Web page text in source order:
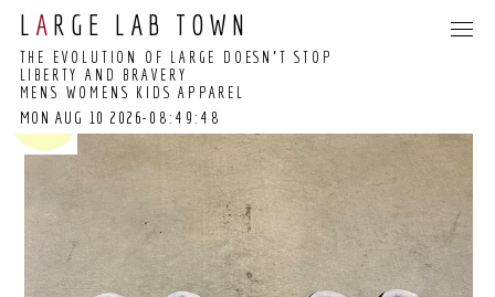
L A RGE LAB TOWN
THE EVOLUTION OF LARGE DOESN’T STOP
LIBERTY AND BRAVERY
MENS WOMENS KIDS APPAREL
MON AUG 10 2026
08:49:42 GMT+0000
(COORDINATED
UNIVERSAL TIME)
-08:49:48